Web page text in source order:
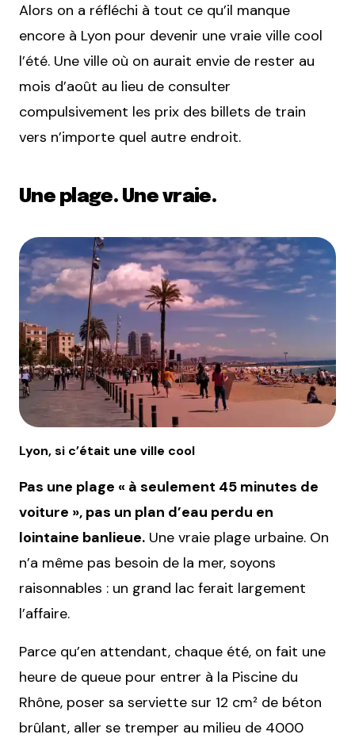
Alors on a réfléchi à tout ce qu’il manque
encore à Lyon pour devenir une vraie ville cool
l’été. Une ville où on aurait envie de rester au
mois d’août au lieu de consulter
compulsivement les prix des billets de train
vers n’importe quel autre endroit.
Une plage. Une vraie.
Lyon, si c’était une ville cool
Pas une plage « à seulement 45 minutes de
voiture », pas un plan d’eau perdu en
lointaine banlieue. Une vraie plage urbaine. On
n’a même pas besoin de la mer, soyons
raisonnables : un grand lac ferait largement
l’affaire.
Parce qu’en attendant, chaque été, on fait une
heure de queue pour entrer à la Piscine du
Rhône, poser sa serviette sur 12 cm² de béton
brûlant, aller se tremper au milieu de 4000